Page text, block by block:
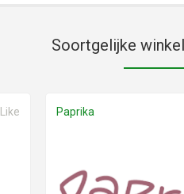
Soortgelijke
Paprika